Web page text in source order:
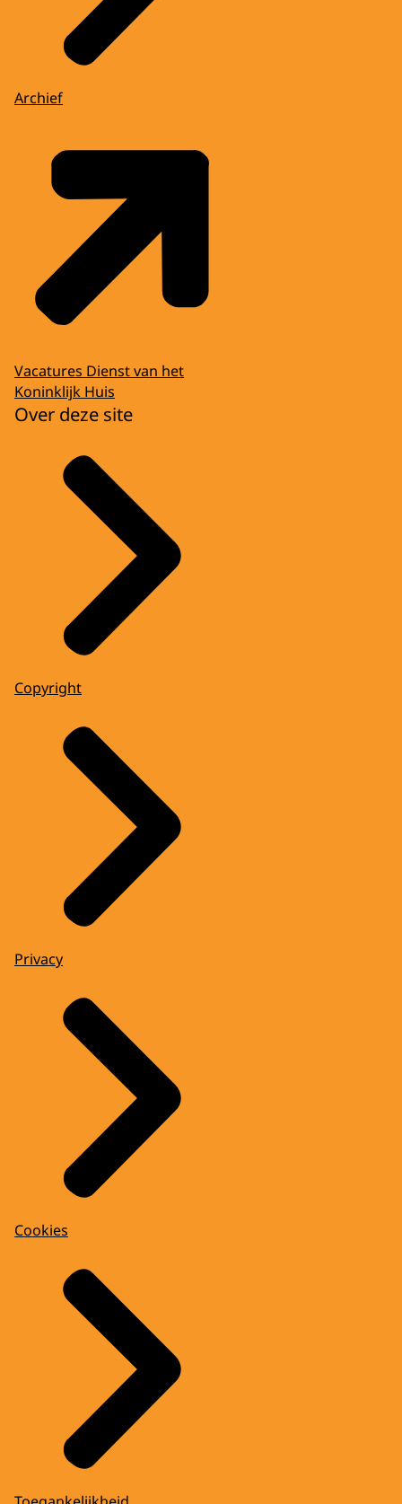
Archief
Vacatures Dienst van het
Koninklijk Huis
Over deze site
Copyright
Privacy
Cookies